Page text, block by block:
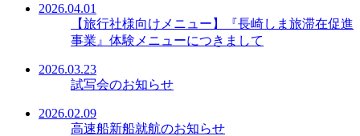
2026.04.01
【旅行社様向けメニュー】『長崎しま旅滞在促進
事業』体験メニューにつきまして
2026.03.23
試写会のお知らせ
2026.02.09
高速船新船就航のお知らせ